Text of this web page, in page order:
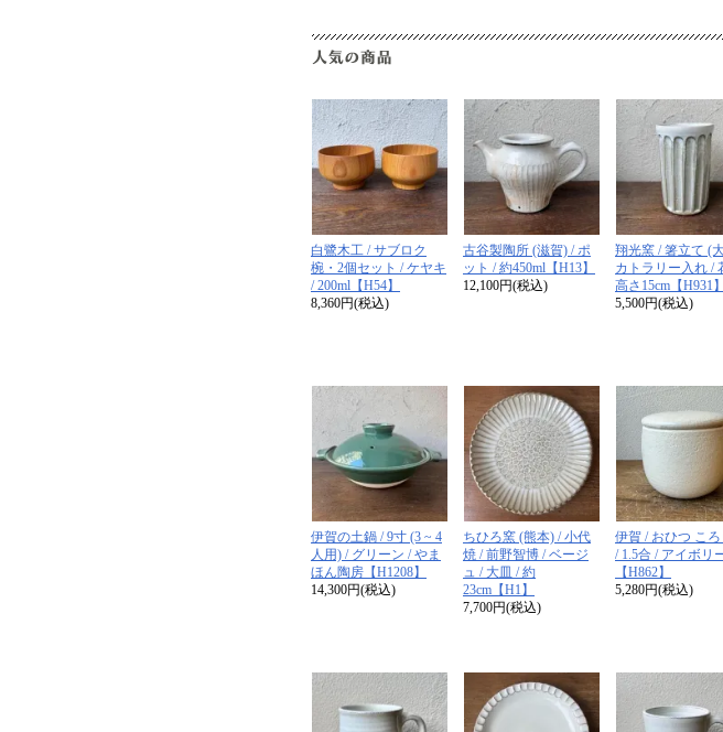
白鷺木工 / サブロク
椀・2個セット / ケヤキ
/ 200ml【H54】
8,360円(税込)
古谷製陶所 (滋賀) / ポ
ット / 約450ml【H13】
12,100円(税込)
翔光窯 / 箸立て (
カトラリー入れ /
高さ15cm【H931】
5,500円(税込)
伊賀の土鍋 / 9寸 (3 ~ 4
人用) / グリーン / やま
ほん陶房【H1208】
14,300円(税込)
ちひろ窯 (熊本) / 小代
焼 / 前野智博 / ベージ
ュ / 大皿 / 約
23cm【H1】
7,700円(税込)
伊賀 / おひつ ころ
/ 1.5合 / アイボリ
【H862】
5,280円(税込)